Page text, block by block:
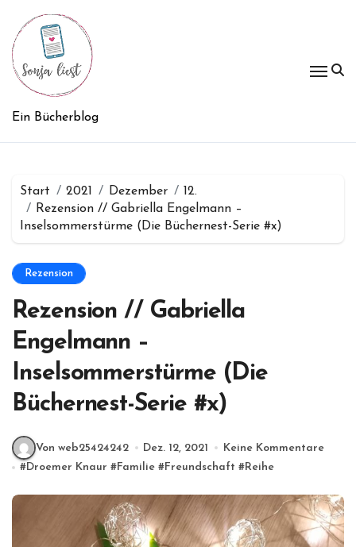
Inhalt
springen
Ein Bücherblog
Start 2021 Dezember
12.
Rezension // Gabriella Engelmann –
Inselsommerstürme (Die Büchernest-Serie #x)
Rezension
Rezension // Gabriella
Engelmann –
Inselsommerstürme (Die
Büchernest-Serie #x)
Von web25424242 Dez. 12, 2021
Keine Kommentare
#Droemer Knaur #Familie #Freundschaft #Reihe